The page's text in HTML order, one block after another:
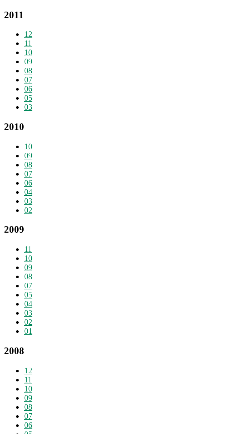
2011
12
11
10
09
08
07
06
05
03
2010
10
09
08
07
06
04
03
02
2009
11
10
09
08
07
05
04
03
02
01
2008
12
11
10
09
08
07
06